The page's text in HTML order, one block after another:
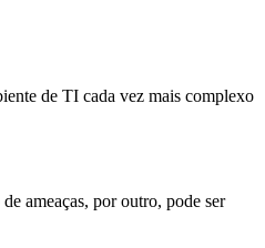
de TI cada vez mais complexo
ameaças, por outro, pode ser